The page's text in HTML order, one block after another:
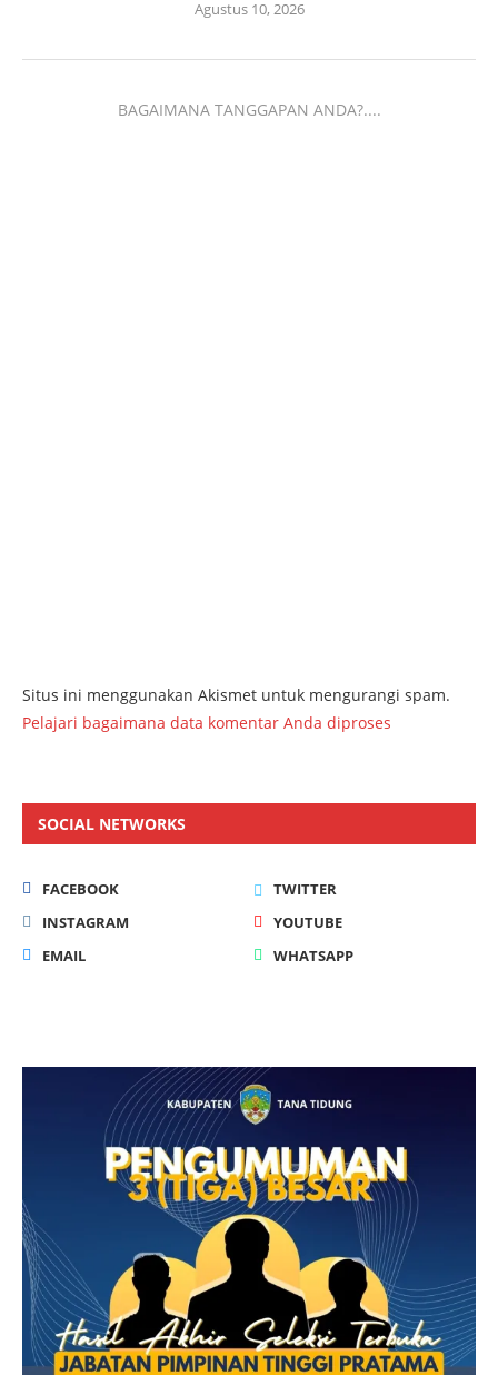
Agustus 10, 2026
BAGAIMANA TANGGAPAN ANDA?....
Situs ini menggunakan Akismet untuk mengurangi spam.
Pelajari bagaimana data komentar Anda diproses
SOCIAL NETWORKS
FACEBOOK
TWITTER
INSTAGRAM
YOUTUBE
EMAIL
WHATSAPP